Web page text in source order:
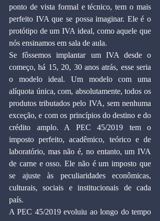
ponto de vista formal e técnico, tem o mais
perfeito IVA que se possa imaginar. Ele é o
protótipo de um IVA ideal, como aquele que
nós ensinamos em sala de aula.
Se fôssemos implantar um IVA desde o
começo, há 15, 20, 30 anos atrás, esse seria
o modelo ideal. Um modelo com uma
alíquota única, com, absolutamente, todos os
produtos tributados pelo IVA, sem nenhuma
exceção, e com os princípios do destino e do
crédito amplo. A PEC 45/2019 tem o
imposto perfeito, acadêmico, teórico e de
laboratório, mas não é, no entanto, um IVA
de carne e osso. Ele não é um imposto que
se ajuste às peculiaridades econômicas,
culturais, sociais e institucionais de cada
país.
A PEC 45/2019 evoluiu ao longo do tempo